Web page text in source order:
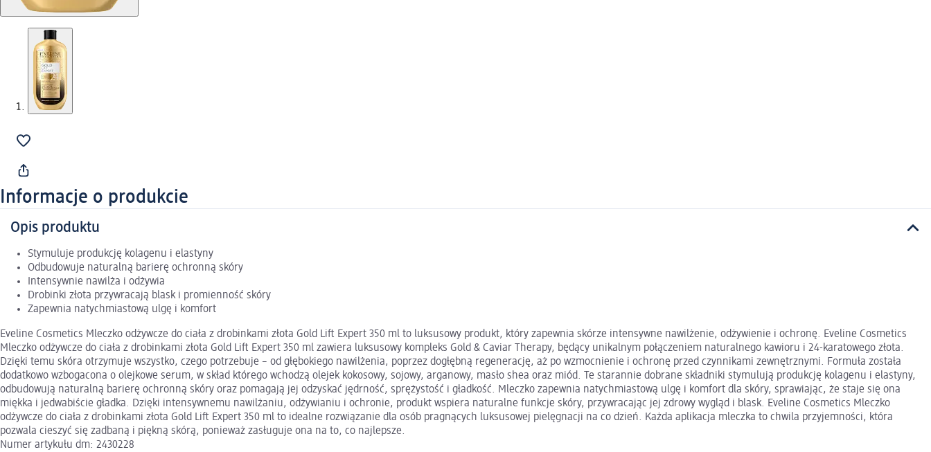
Informacje o produkcie
Opis produktu
Stymuluje produkcję kolagenu i elastyny
Odbudowuje naturalną barierę ochronną skóry
Intensywnie nawilża i odżywia
Drobinki złota przywracają blask i promienność skóry
Zapewnia natychmiastową ulgę i komfort
Eveline Cosmetics Mleczko odżywcze do ciała z drobinkami złota Gold Lift Expert 350 ml to luksusowy produkt, który zapewnia skórze intensywne nawilżenie, odżywienie i ochronę. Eveline Cosmetics
Mleczko odżywcze do ciała z drobinkami złota Gold Lift Expert 350 ml zawiera luksusowy kompleks Gold & Caviar Therapy, będący unikalnym połączeniem naturalnego kawioru i 24-karatowego złota.
Dzięki temu skóra otrzymuje wszystko, czego potrzebuje – od głębokiego nawilżenia, poprzez dogłębną regenerację, aż po wzmocnienie i ochronę przed czynnikami zewnętrznymi. Formuła została
dodatkowo wzbogacona o olejkowe serum, w skład którego wchodzą olejek kokosowy, sojowy, arganowy, masło shea oraz miód. Te starannie dobrane składniki stymulują produkcję kolagenu i elastyny,
odbudowują naturalną barierę ochronną skóry oraz pomagają jej odzyskać jędrność, sprężystość i gładkość. Mleczko zapewnia natychmiastową ulgę i komfort dla skóry, sprawiając, że staje się ona
miękka i jedwabiście gładka. Dzięki intensywnemu nawilżaniu, odżywianiu i ochronie, produkt wspiera naturalne funkcje skóry, przywracając jej zdrowy wygląd i blask. Eveline Cosmetics Mleczko
odżywcze do ciała z drobinkami złota Gold Lift Expert 350 ml to idealne rozwiązanie dla osób pragnących luksusowej pielęgnacji na co dzień. Każda aplikacja mleczka to chwila przyjemności, która
pozwala cieszyć się zadbaną i piękną skórą, ponieważ zasługuje ona na to, co najlepsze.
Numer artykułu dm: 2430228